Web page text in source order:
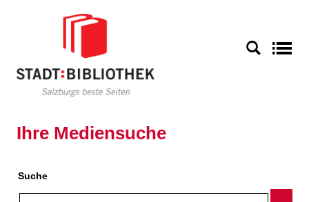
Ihre Mediensuche
Suche